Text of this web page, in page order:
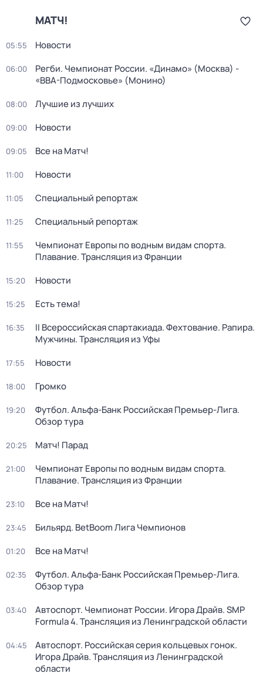
МАТЧ!
05:55 Новости
06:00
Регби. Чемпионат России. «Динамо» (Москва) -
«ВВА-Подмосковье» (Монино)
08:00 Лучшие из лучших
09:00 Новости
09:05 Все на Матч!
11:00 Новости
11:05 Специальный репортаж
11:25 Специальный репортаж
11:55
Чемпионат Европы по водным видам спорта.
Плавание. Трансляция из Франции
15:20 Новости
15:25 Есть тема!
16:35
II Всероссийская спартакиада. Фехтование. Рапира.
Мужчины. Трансляция из Уфы
17:55 Новости
18:00 Громко
19:20
Футбол. Альфа-Банк Российская Премьер-Лига.
Обзор тура
20:25 Матч! Парад
21:00
Чемпионат Европы по водным видам спорта.
Плавание. Трансляция из Франции
23:10 Все на Матч!
23:45 Бильярд. BetBoom Лига Чемпионов
01:20 Все на Матч!
02:35
Футбол. Альфа-Банк Российская Премьер-Лига.
Обзор тура
03:40
Автоспорт. Чемпионат России. Игора Драйв. SMP
Formula 4. Трансляция из Ленинградской области
04:45
Автоспорт. Российская серия кольцевых гонок.
Игора Драйв. Трансляция из Ленинградской
области